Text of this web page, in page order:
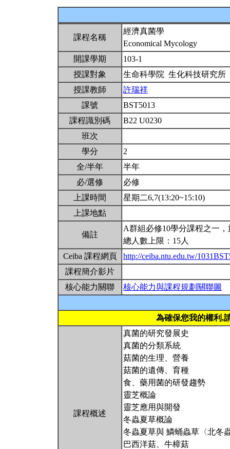
課程名稱
經濟真菌學
Economical Mycology
開課學期
103-1
授課對象
生命科學院 生化科技研究所
授課教師
許瑞祥
課號
BST5013
課程識別碼
B22 U0230
班次
學分
2
全/半年
半年
必/選修
必修
上課時間
星期二6,7(13:20~15:10)
上課地點
備註
A群組必修10學分課程之一
總人數上限：15人
Ceiba 課程網頁
http://ceiba.ntu.edu.tw/
課程簡介影片
核心能力關聯
核心能力與課程規劃關聯圖
為確保您我的權利,
課程概述
真菌的研究發展史
真菌的分類系統
菇菌的生理、營養
菇菌的遺傳、育種
食、藥用菌的研發趨勢
靈芝概論
靈芝應用與開發
冬蟲夏草概論
冬蟲夏草與 鱗蛹蟲草〈北冬
巴西洋菇、牛樟菇